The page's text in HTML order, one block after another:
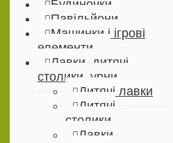
Будиночки
Павільйони
Машинки і ігрові
елементи
Лавки, дитячі
столики, урни
Дитячі лавки
Дитячі
столики
Лавки